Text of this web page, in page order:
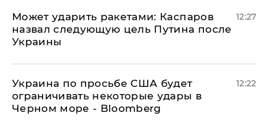
Может ударить ракетами: Каспаров
назвал следующую цель Путина после
Украины
12:27
Украина по просьбе США будет
ограничивать некоторые удары в
Черном море - Bloomberg
12:22